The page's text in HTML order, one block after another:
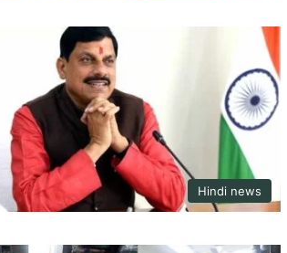
Hindi news